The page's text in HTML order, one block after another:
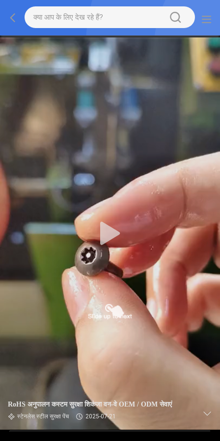
RoHS अनुपालन कस्टम सुरक्षा शिकंजा वन-वे OEM / ODM सेवाएं
स्टेनलेस स्टील सुरक्षा पेंच 2025-07-21